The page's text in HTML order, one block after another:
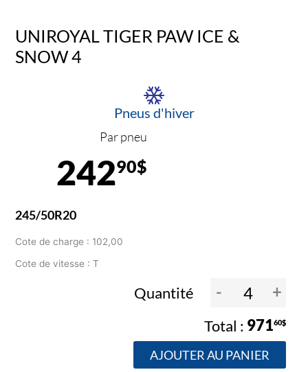
UNIROYAL TIGER PAW ICE &
SNOW 4
Pneus d'hiver
Par pneu
24290$
245/50R20
Cote de charge : 102,00
Cote de vitesse : T
Quantité - +
97160$
AJOUTER AU PANIER